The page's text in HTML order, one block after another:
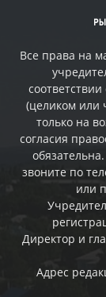
Все права на
(целиком или
только на
согласия
звоните по
или
Директор и
Адрес